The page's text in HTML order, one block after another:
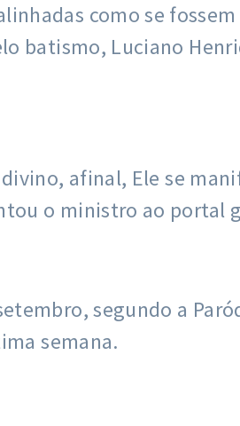
como se
batismo, Luciano
afinal, Ele se
o ministro ao portal
segundo a
semana.